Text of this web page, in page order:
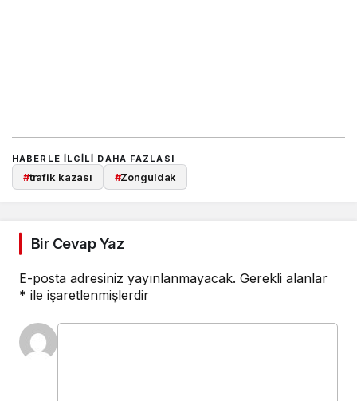
HABERLE ILGILI DAHA FAZLASI
#trafik kazası #Zonguldak
Bir Cevap Yaz
E-posta adresiniz yayınlanmayacak. Gerekli alanlar
* ile işaretlenmişlerdir